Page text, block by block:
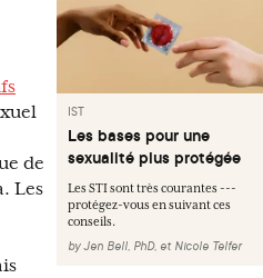
IST
Les bases pour une
sexualité plus protégée
Les STI sont très courantes ---
protégez-vous en suivant ces
conseils.
byJen Bell, PhD, et Nicole Telfer
de
Les